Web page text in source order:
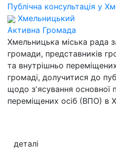
Публічна консультація у
Хмельницький
Активна Громада
Хмельницька міська рада
громади, представників
та внутрішньо
громаді, долучитися до
щодо зʼясування основної
переміщених осіб (ВПО) в
деталі